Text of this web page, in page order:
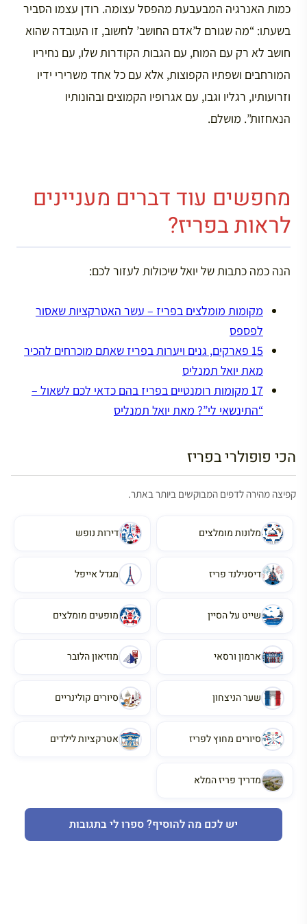
כמות האנרגיה המבעבעת מהפסל עצומה. רודן עצמו הסביר
בשעתו: “מה שגורם ל’אדם החושב’ לחשוב, זו העובדה שהוא
חושב לא רק עם המוח, עם הגבות הקודרות שלו, עם נחיריו
המורחבים ושפתיו הקפוצות, אלא עם כל אחד משרירי ידיו
וזרועותיו, רגליו וגבו, עם אגרופיו הקמוצים ובהונותיו
הנאחזות”. מושלם.
מחפשים עוד דברים מעניינים
לראות בפריז?
הנה כמה כתבות של יואל שיכולות לעזור לכם:
מקומות מומלצים בפריז – עשר האטרקציות שאסור
לפספס
15 פארקים, גנים ויערות בפריז שאתם מוכרחים להכיר
מאת יואל תמנליס
17 מקומות רומנטיים בפריז בהם כדאי לכם לשאול –
“התינשאי לי”? מאת יואל תמנליס
הכי פופולרי בפריז
קפיצה מהירה לדפים המבוקשים ביותר באתר.
מלונות מומלצים דירות נופש
דיסנילנד פריז מגדל אייפל
שייט על הסיין מופעים מומלצים
ארמון ורסאי מוזיאון הלובר
שער הניצחון סיורים קולינריים
סיורים מחוץ לפריז אטרקציות לילדים
מדריך פריז המלא
יש לכם מה להוסיף? ספרו לי בתגובות